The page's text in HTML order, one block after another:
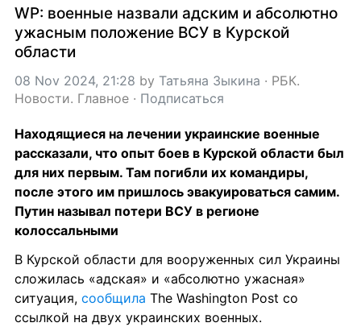
WP: военные назвали адским и абсолютно
ужасным положение ВСУ в Курской
области
08 Nov 2024, 21:28 by Татьяна Зыкина · РБК.
Новости. Главное · Подписаться
Находящиеся на лечении украинские военные
рассказали, что опыт боев в Курской области был
для них первым. Там погибли их командиры,
после этого им пришлось эвакуироваться самим.
Путин называл потери ВСУ в регионе
колоссальными
В Курской области для вооруженных сил Украины
сложилась «адская» и «абсолютно ужасная»
ситуация, сообщила The Washington Post со
ссылкой на двух украинских военных.